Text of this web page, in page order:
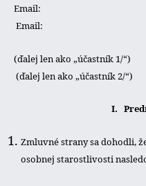
Email:
(ďalej len ako
(ďalej len ako „účastník 2/“)
I.
Zmluvné strany sa dohodli,
osobnej starostlivosti